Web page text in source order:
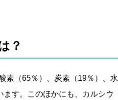
？
素（65％）、炭素（19％）、水
す。このほかにも、カルシウ